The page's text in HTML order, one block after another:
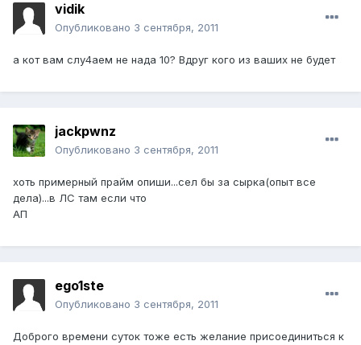
vidik
Опубликовано 3 сентября, 2011
а кот вам слу4аем не нада 10? Вдруг кого из ваших не будет
jackpwnz
Опубликовано 3 сентября, 2011
хоть примерный прайм опиши...сел бы за сырка(опыт все
дела)...в ЛС там если что
АП
ego1ste
Опубликовано 3 сентября, 2011
Доброго времени суток тоже есть желание присоединиться к